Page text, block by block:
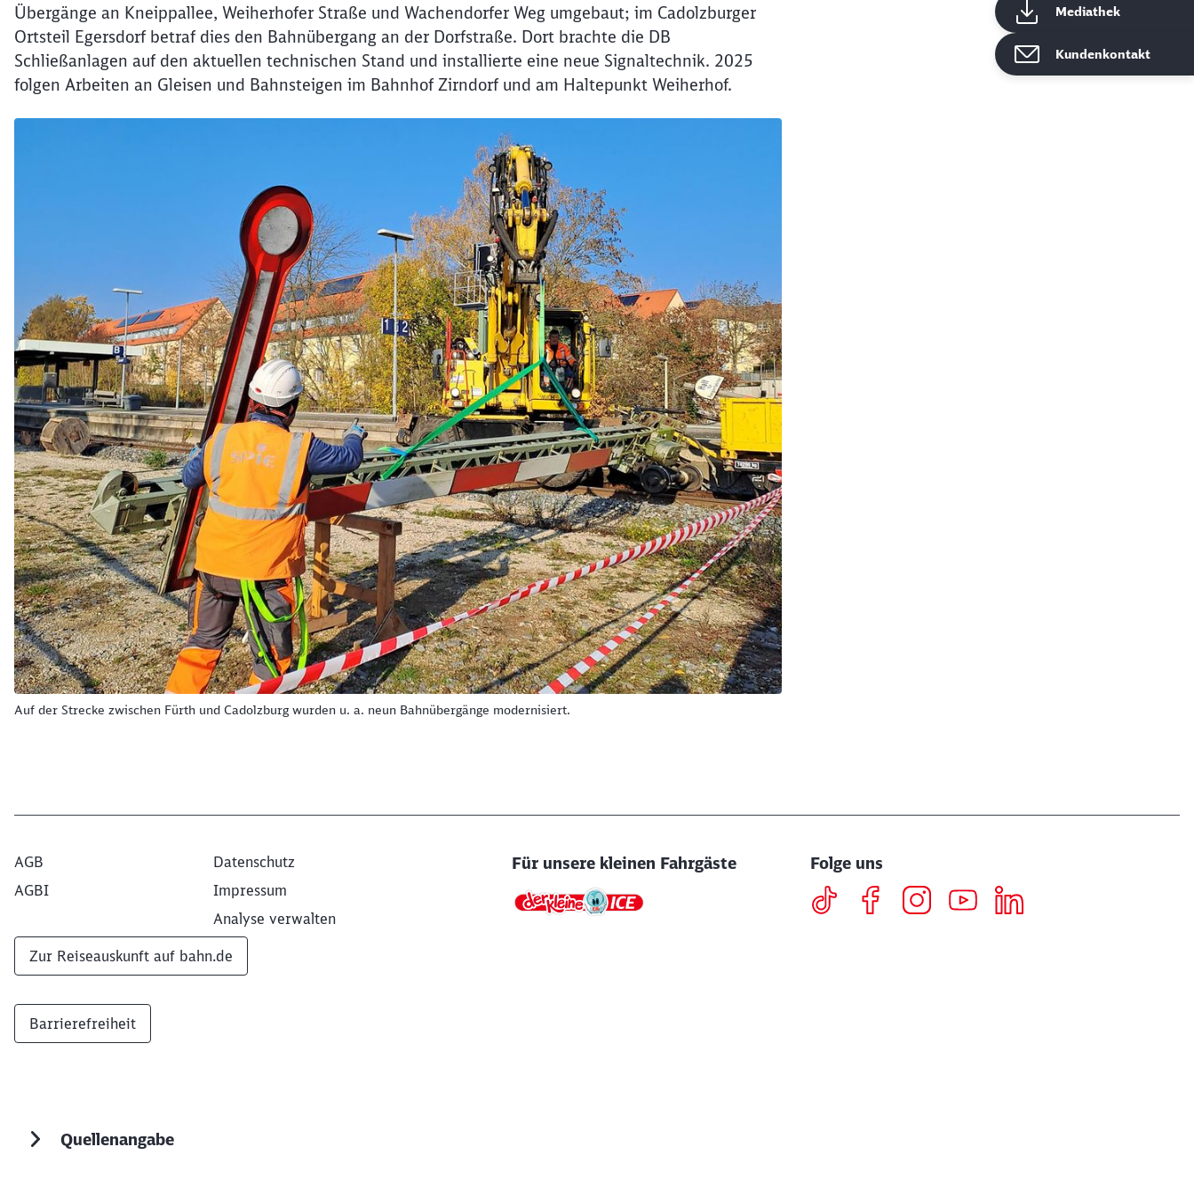
Mediathek
Kundenkontakt
Übergänge an Kneippallee, Weiherhofer Straße und Wachendorfer Weg umgebaut; im Cadolzburger
Ortsteil Egersdorf betraf dies den Bahnübergang an der Dorfstraße. Dort brachte die DB
Schließanlagen auf den aktuellen technischen Stand und installierte eine neue Signaltechnik. 2025
folgen Arbeiten an Gleisen und Bahnsteigen im Bahnhof Zirndorf und am Haltepunkt Weiherhof.
Auf der Strecke zwischen Fürth und Cadolzburg wurden u. a. neun Bahnübergänge modernisiert.
AGB
AGBI
Datenschutz
Impressum
Analyse verwalten
Für unsere kleinen Fahrgäste Folge uns
Zur Reiseauskunft auf bahn.de
Barrierefreiheit
Quellenangabe
Weiter